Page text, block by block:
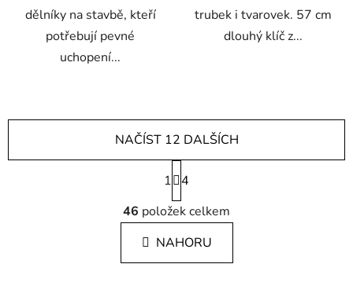
dělníky na stavbě, kteří
potřebují pevné
uchopení...
trubek i tvarovek. 57 cm
dlouhý klíč z...
O
v
l
á
d
NAČÍST 12 DALŠÍCH
S
t
r
á
n
k
1 4
46 položek celkem
NAHORU